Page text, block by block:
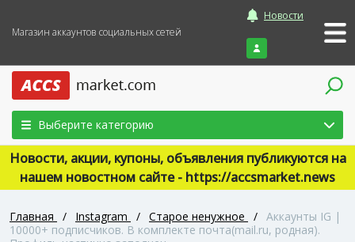
Магазин аккаунтов социальных сетей
Новости
Войти
Выберите категорию
Новости, акции, купоны, объявления публикуются на
нашем новостном сайте - https://accsmarket.news
Главная / Instagram / Старое ненужное / Аккаунты IG |
10000+ подписчиков. В комплекте почта(mail.ru, родная).